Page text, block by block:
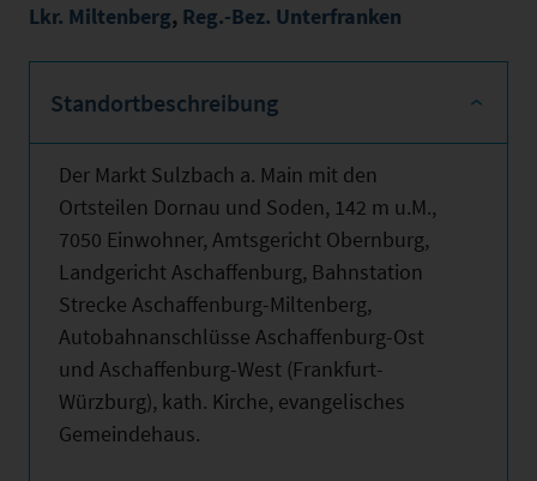
Lkr. Miltenberg, Reg.-Bez. Unterfranken
Standortbeschreibung
Der Markt Sulzbach a. Main mit den
Ortsteilen Dornau und Soden, 142 m u.M.,
7050 Einwohner, Amtsgericht Obernburg,
Landgericht Aschaffenburg, Bahnstation
Strecke Aschaffenburg-Miltenberg,
Autobahnanschlüsse Aschaffenburg-Ost
und Aschaffenburg-West (Frankfurt-
Würzburg), kath. Kirche, evangelisches
Gemeindehaus.